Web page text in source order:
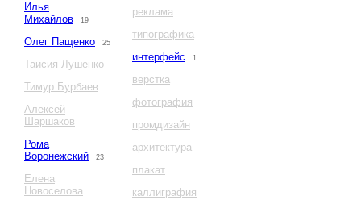
Илья
Михайлов
19
Олег Пащенко 25
Таисия Лушенко
Тимур Бурбаев
Алексей
Шаршаков
Рома
Воронежский
23
Елена
Новоселова
реклама
типографика
интерфейс
1
верстка
фотография
промдизайн
архитектура
плакат
каллиграфия